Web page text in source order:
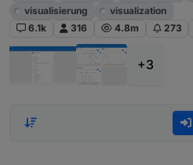
visualisierung
visualization
6.1k
316 4.8m 273
+3